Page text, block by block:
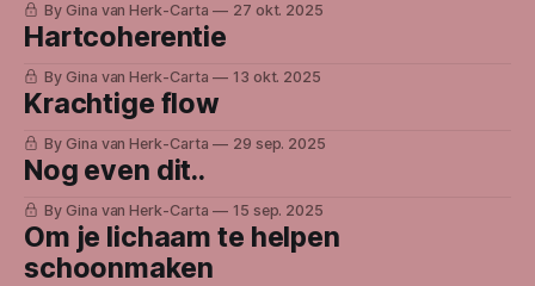
By Gina van Herk-Carta 27 okt. 2025
Hartcoherentie
By Gina van Herk-Carta 13 okt. 2025
Krachtige flow
By Gina van Herk-Carta 29 sep. 2025
Nog even dit..
By Gina van Herk-Carta 15 sep. 2025
Om je lichaam te helpen
schoonmaken